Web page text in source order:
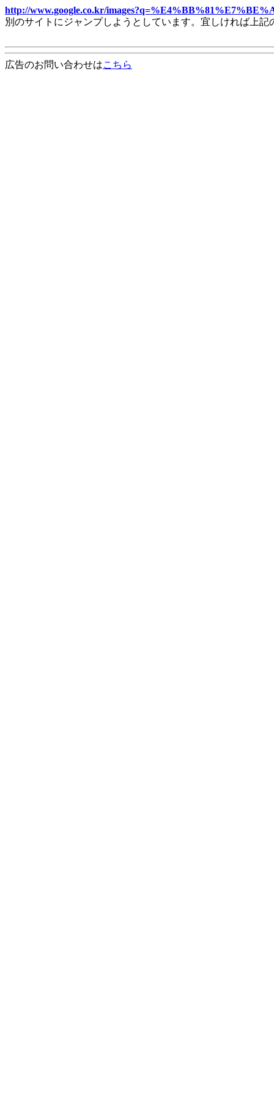
http://www.google.co.kr/
別のサイトにジャンプしようとしています。宜しければ上
広告のお問い合わせはこちら